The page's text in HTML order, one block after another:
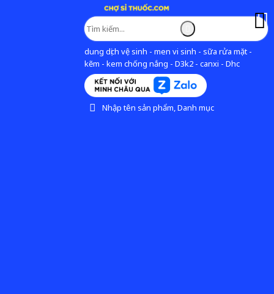
dung dịch vệ sinh - men vi sinh - sữa rửa mặt -
kẽm - kem chống nắng - D3k2 - canxi - Dhc
Nhập tên sản phẩm, Danh mục